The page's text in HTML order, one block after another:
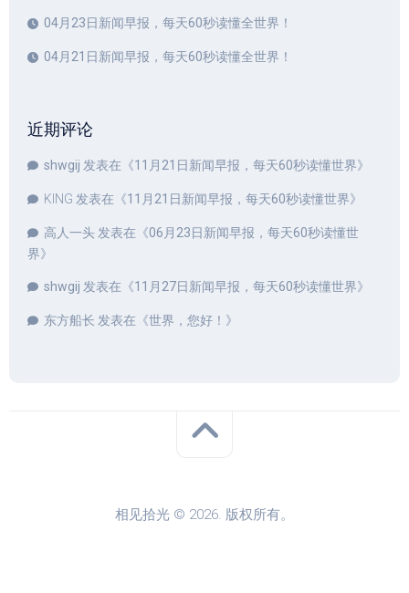
04月23日新闻早报，每天60秒读懂全世界！
04月21日新闻早报，每天60秒读懂全世界！
近期评论
shwgij 发表在《11月21日新闻早报，每天60秒读懂世界》
KING 发表在《11月21日新闻早报，每天60秒读懂世界》
高人一头发表在《06月23日新闻早报，每天60秒读懂世
界》
shwgij 发表在《11月27日新闻早报，每天60秒读懂世界》
东方船长 发表在《世界，您好！ 》
相见拾光 © 2026. 版权所有。